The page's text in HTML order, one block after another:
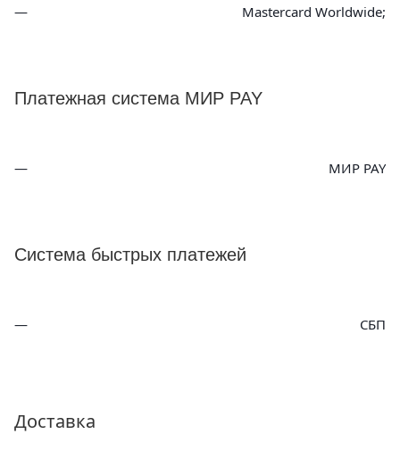
Mastercard Worldwide;
Платежная система МИР PAY
МИР PAY
Система быстрых платежей
СБП
Доставка